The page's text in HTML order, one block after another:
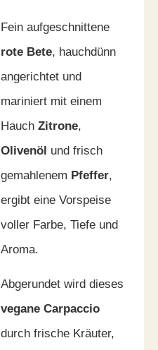
Fein aufgeschnittene
rote Bete, hauchdünn
angerichtet und
mariniert mit einem
Hauch Zitrone,
Olivenöl und frisch
gemahlenem Pfeffer,
ergibt eine Vorspeise
voller Farbe, Tiefe und
Aroma.
Abgerundet wird dieses
vegane Carpaccio
durch frische Kräuter,